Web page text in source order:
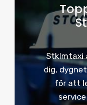
Stklmtaxi
dig,
för att